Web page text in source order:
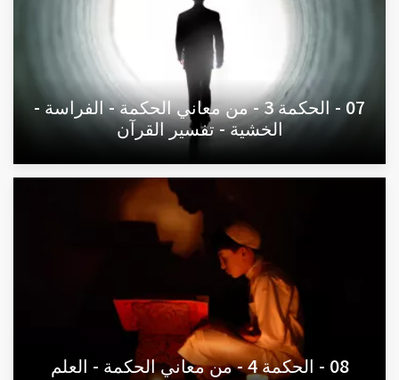
07 - الحكمة 3 - من معاني الحكمة - الفراسة -
الخشية - تفسير القرآن
08 - الحكمة 4 - من معاني الحكمة - العلم